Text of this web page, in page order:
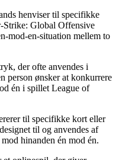
henviser til specifikke
Strike: Global Offensive
mod-en-situation mellem to
der ofte anvendes i
person ønsker at konkurrere
én i spillet League of
til specifikke kort eller
til og anvendes af
hinanden én mod én.